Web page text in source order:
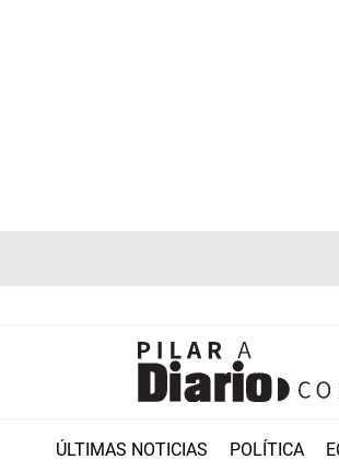
ÚLTIMAS NOTICIAS POLÍTICA